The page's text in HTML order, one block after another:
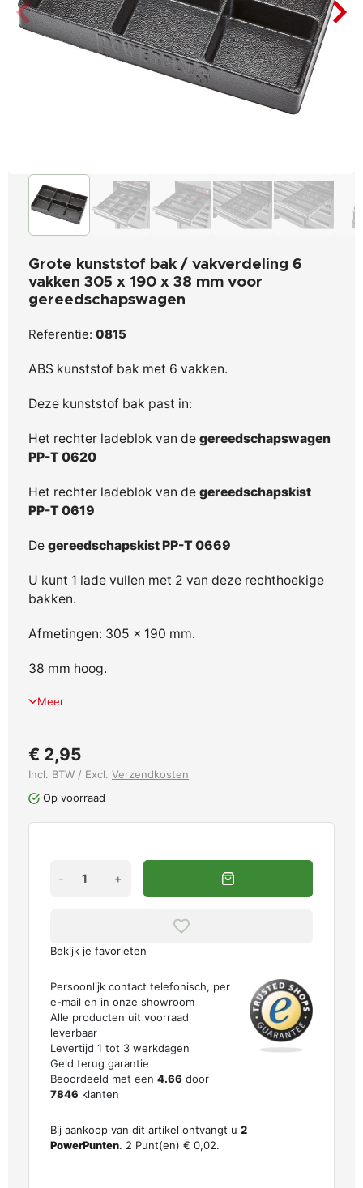
Grote kunststof bak / vakverdeling 6
vakken 305 x 190 x 38 mm voor
gereedschapswagen
Referentie: 0815
ABS kunststof bak met 6 vakken.
Deze kunststof bak past in:
Het rechter ladeblok van de gereedschapswagen
PP-T 0620
Het rechter ladeblok van de gereedschapskist
PP-T 0619
De gereedschapskist PP-T 0669
U kunt 1 lade vullen met 2 van deze rechthoekige
bakken.
Afmetingen: 305 x 190 mm.
38 mm hoog.
Meer
€ 2,95
Incl. BTW / Excl. Verzendkosten
Op voorraad
- +
Bekijk je favorieten
Persoonlijk contact telefonisch, per
e-mail en in onze showroom
Alle producten uit voorraad
leverbaar
Levertijd 1 tot 3 werkdagen
Geld terug garantie
Beoordeeld met een 4.66 door
7846 klanten
Bij aankoop van dit artikel ontvangt u 2
PowerPunten. 2 Punt(en) € 0,02.